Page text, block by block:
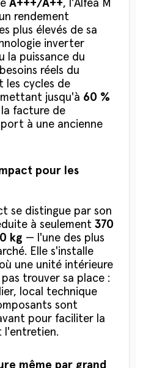
A+++/A++, l'Alfea M
rendement
plus élevés de sa
inverter
la puissance du
réels du
les cycles de
jusqu'à 60 %
facture de
à une ancienne
pour les
se distingue par son
à seulement 370
kg — l'une des plus
Elle s'installe
une unité intérieure
trouver sa place :
local technique
sont
pour faciliter la
l'entretien.
même par grand